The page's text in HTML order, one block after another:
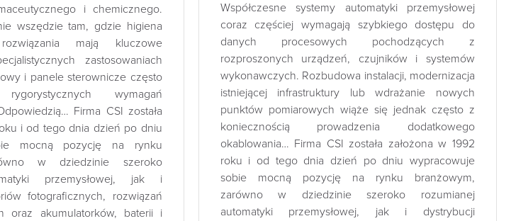
i chemicznego.
wszędzie tam, gdzie higiena
mają kluczowe
zastosowaniach
i panele sterownicze często
wymagań
Firma CSI została
i od tego dnia dzień po dniu
mocną pozycję na rynku
w dziedzinie szeroko
przemysłowej, jak i
fotograficznych, rozwiązań
oraz akumulatorków, baterii i
Współczesne systemy automatyki przemysłowej
coraz częściej wymagają szybkiego dostępu do
danych procesowych pochodzących z
rozproszonych urządzeń, czujników i systemów
wykonawczych. Rozbudowa instalacji, modernizacja
istniejącej infrastruktury lub wdrażanie nowych
punktów pomiarowych wiąże się jednak często z
koniecznością prowadzenia dodatkowego
okablowania… Firma CSI została założona w 1992
roku i od tego dnia dzień po dniu wypracowuje
sobie mocną pozycję na rynku branżowym,
zarówno w dziedzinie szeroko rozumianej
automatyki przemysłowej, jak i dystrybucji